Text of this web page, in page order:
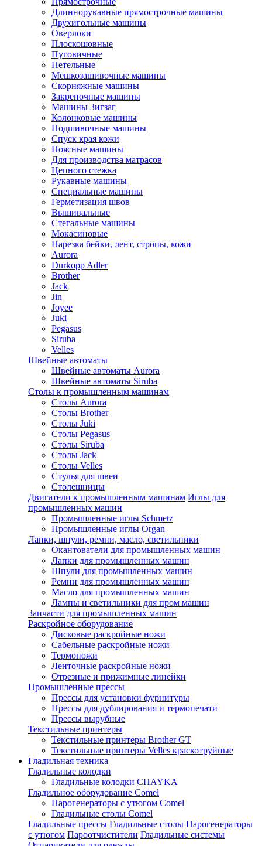
Длиннорукавные прямострочные машины
Двухигольные машины
Оверлоки
Плоскошовные
Пуговичные
Петельные
Мешкозашивочные машины
Скорняжные машины
Закрепочные машины
Машины Зигзаг
Колонковые машины
Подшивочные машины
Спуск края кожи
Поясные машины
Для производства матрасов
Цепного стежка
Рукавные машины
Специальные машины
Герметизация швов
Вышивальные
Стегальные машины
Мокасиновые
Нарезка бейки, лент, стропы, кожи
Aurora
Durkopp Adler
Brother
Jack
Jin
Joyee
Juki
Pegasus
Siruba
Velles
Швейные автоматы
Швейные автоматы Aurora
Швейные автоматы Siruba
Столы к промышленным машинам
Столы Aurora
Столы Brother
Столы Juki
Столы Pegasus
Столы Siruba
Столы Jack
Столы Velles
Стулья для швеи
Столешницы
Двигатели к промышленным машинам Иглы для
промышленных машин
Промышленные иглы Schmetz
Промышленные иглы Organ
Лапки, шпули, ремни, масло, светильники
Окантователи для промышленных машин
Лапки для промышленных машин
Шпули для промышленных машин
Ремни для промышленных машин
Масло для промышленных машин
Лампы и светильники для пром машин
Запчасти для промышленных машин
Раскройное оборудование
Дисковые раскройные ножи
Сабельные раскройные ножи
Термоножи
Ленточные раскройные ножи
Отрезные и прижимные линейки
Промышленные прессы
Прессы для установки фурнитуры
Прессы для дублирования и термопечати
Прессы вырубные
Текстильные принтеры
Текстильные принтеры Brother GT
Текстильные принтеры Velles краскотруйные
Гладильная техника
Гладильные колодки
Гладильные колодки CHAYKA
Гладильное оборудование Comel
Парогенераторы с утюгом Comel
Гладильные столы Comel
Гладильные прессы Гладильные столы Парогенераторы
с утюгом Пароотчистители Гладильные системы